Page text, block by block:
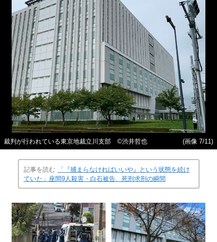
裁判が行われている東京地裁立川支部 ©渋井哲也 (画像 7/11)
記事を読む
「『捕まらなければいいや』という状態を続け
ていた」座間9人殺害・白石被告、死刑求刑の瞬間